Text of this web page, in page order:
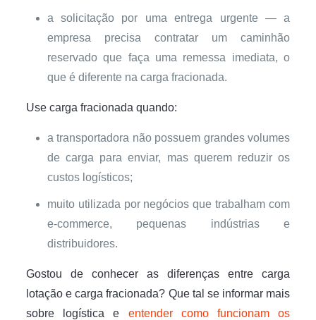
a solicitação por uma entrega urgente — a
empresa precisa contratar um caminhão
reservado que faça uma remessa imediata, o
que é diferente na carga fracionada.
Use carga fracionada quando:
a transportadora não possuem grandes volumes
de carga para enviar, mas querem reduzir os
custos logísticos;
muito utilizada por negócios que trabalham com
e-commerce, pequenas indústrias e
distribuidores.
Gostou de conhecer as diferenças entre carga
lotação e carga fracionada? Que tal se informar mais
sobre logística e entender como funcionam os